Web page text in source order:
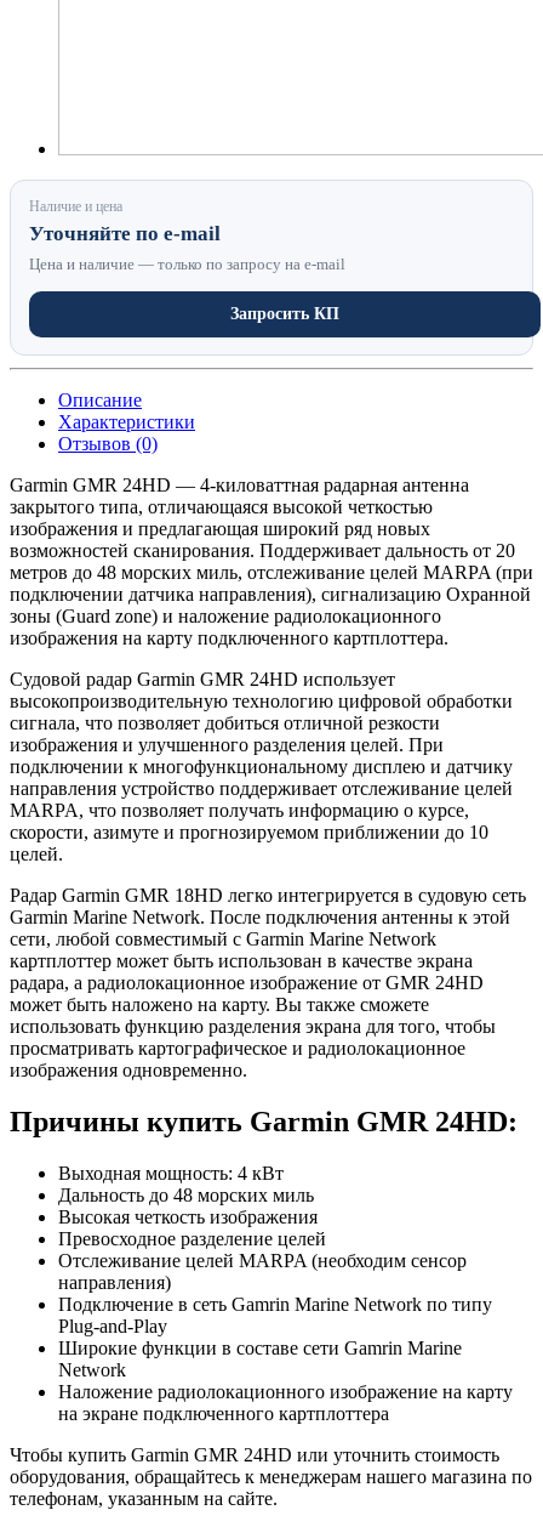
Наличие и цена
Уточняйте по e-mail
Цена и наличие — только по запросу на e-mail
Запросить КП
Описание
Характеристики
Отзывов (0)
Garmin GMR 24HD — 4-киловаттная радарная антенна
закрытого типа, отличающаяся высокой четкостью
изображения и предлагающая широкий ряд новых
возможностей сканирования. Поддерживает дальность от 20
метров до 48 морских миль, отслеживание целей MARPA (при
подключении датчика направления), сигнализацию Охранной
зоны (Guard zone) и наложение радиолокационного
изображения на карту подключенного картплоттера.
Судовой радар Garmin GMR 24HD использует
высокопроизводительную технологию цифровой обработки
сигнала, что позволяет добиться отличной резкости
изображения и улучшенного разделения целей. При
подключении к многофункциональному дисплею и датчику
направления устройство поддерживает отслеживание целей
MARPA, что позволяет получать информацию о курсе,
скорости, азимуте и прогнозируемом приближении до 10
целей.
Радар Garmin GMR 18HD легко интегрируется в судовую сеть
Garmin Marine Network. После подключения антенны к этой
сети, любой совместимый с Garmin Marine Network
картплоттер может быть использован в качестве экрана
радара, а радиолокационное изображение от GMR 24HD
может быть наложено на карту. Вы также сможете
использовать функцию разделения экрана для того, чтобы
просматривать картографическое и радиолокационное
изображения одновременно.
Причины купить Garmin GMR 24HD:
Выходная мощность: 4 кВт
Дальность до 48 морских миль
Высокая четкость изображения
Превосходное разделение целей
Отслеживание целей MARPA (необходим сенсор
направления)
Подключение в сеть Gamrin Marine Network по типу
Plug-and-Play
Широкие функции в составе сети Gamrin Marine
Network
Наложение радиолокационного изображение на карту
на экране подключенного картплоттера
Чтобы купить Garmin GMR 24HD или уточнить стоимость
оборудования, обращайтесь к менеджерам нашего магазина по
телефонам, указанным на сайте.